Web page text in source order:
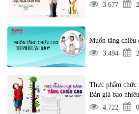
3.677
Muốn tăng chiều
3.494
Thực phẩm chức
Bản giá bao
4.722